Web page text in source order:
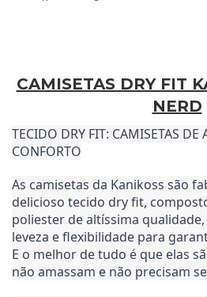
CAMISETAS DRY FIT
NERD
TECIDO DRY FIT: CAMISETAS DE
CONFORTO
As camisetas da Kanikoss são
delicioso tecido dry fit,
poliester de altíssima
leveza e flexibilidade para
E o melhor de tudo é que elas
não amassam e não precisam